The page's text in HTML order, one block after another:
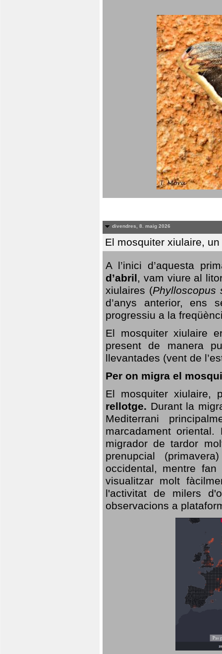
divendres, 8. maig 2026
El mosquiter xiulaire,
A l’inici d’aquesta
d’abril, vam viure al
xiulaires (Phylloscopus
d’anys anterior, ens
progressiu a la
El mosquiter xiulaire
present de manera
llevantades (vent de
Per on migra el
El mosquiter xiulaire,
rellotge. Durant la
Mediterrani
marcadament
migrador de tardor
prenupcial
occidental, mentre
visualitzar molt
l'activitat de milers
observacions a